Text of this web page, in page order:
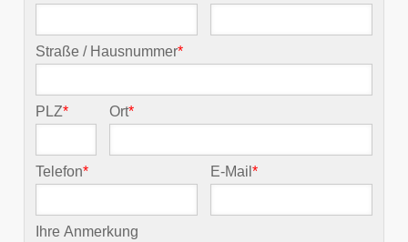
Straße / Hausnummer*
PLZ* Ort*
Telefon* E-Mail*
Ihre Anmerkung